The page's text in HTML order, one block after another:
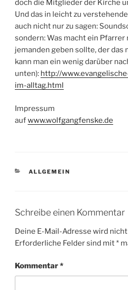
doch die Mitglieder der Kirche
Und das in leicht zu
auch nicht nur zu sagen:
sondern: Was macht ein Pfarrer
jemanden geben sollte, der das
kann man ein wenig darüber
unten): http://
im-alltag.html
Impressum
aufwww.wolfgangfenske.de
KATEGORIEN
ALLGEMEIN
Schreibe einen Kommentar
Deine E-Mail-Adresse wird
Erforderliche Felder sind mit*
Kommentar*